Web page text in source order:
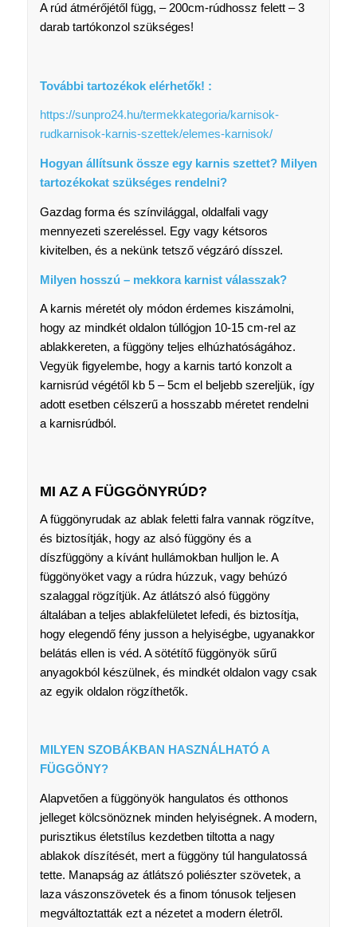
A rúd átmérőjétől függ, – 200cm-rúdhossz felett – 3
darab tartókonzol szükséges!
További tartozékok elérhetők! :
https://sunpro24.hu/termekkategoria/karnisok-
rudkarnisok-karnis-szettek/elemes-karnisok/
Hogyan állítsunk össze egy karnis szettet? Milyen
tartozékokat szükséges rendelni?
Gazdag forma és színvilággal, oldalfali vagy
mennyezeti szereléssel. Egy vagy kétsoros
kivitelben, és a nekünk tetsző végzáró dísszel.
Milyen hosszú – mekkora karnist válasszak?
A karnis méretét oly módon érdemes kiszámolni,
hogy az mindkét oldalon túllógjon 10-15 cm-rel az
ablakkereten, a függöny teljes elhúzhatóságához.
Vegyük figyelembe, hogy a karnis tartó konzolt a
karnisrúd végétől kb 5 – 5cm el beljebb szereljük, így
adott esetben célszerű a hosszabb méretet rendelni
a karnisrúdból.
MI AZ A FÜGGÖNYRÚD?
A függönyrudak az ablak feletti falra vannak rögzítve,
és biztosítják, hogy az alsó függöny és a
díszfüggöny a kívánt hullámokban hulljon le. A
függönyöket vagy a rúdra húzzuk, vagy behúzó
szalaggal rögzítjük. Az átlátszó alsó függöny
általában a teljes ablakfelületet lefedi, és biztosítja,
hogy elegendő fény jusson a helyiségbe, ugyanakkor
belátás ellen is véd. A sötétítő függönyök sűrű
anyagokból készülnek, és mindkét oldalon vagy csak
az egyik oldalon rögzíthetők.
MILYEN SZOBÁKBAN HASZNÁLHATÓ A
FÜGGÖNY?
Alapvetően a függönyök hangulatos és otthonos
jelleget kölcsönöznek minden helyiségnek. A modern,
purisztikus életstílus kezdetben tiltotta a nagy
ablakok díszítését, mert a függöny túl hangulatossá
tette. Manapság az átlátszó poliészter szövetek, a
laza vászonszövetek és a finom tónusok teljesen
megváltoztatták ezt a nézetet a modern életről.